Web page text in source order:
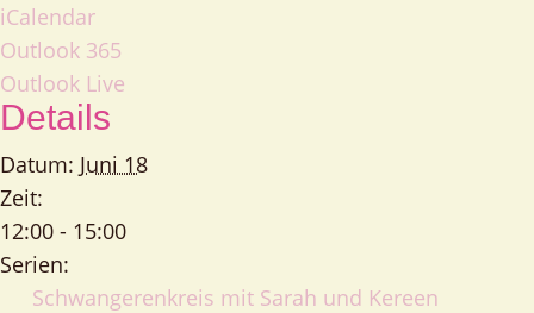
iCalendar
Outlook 365
Outlook Live
Details
Datum: Juni 18
Zeit:
12:00 - 15:00
Serien:
Schwangerenkreis mit Sarah und Kereen